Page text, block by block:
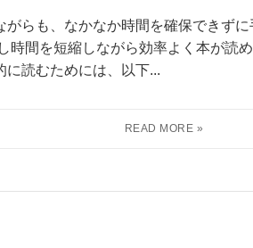
がらも、なかなか時間を確保できず
時間を短縮しながら効率よく本が読
に読むためには、以下...